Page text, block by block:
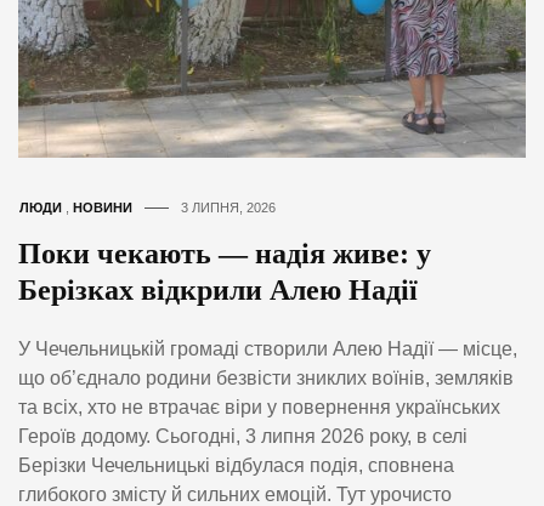
ЛЮДИ НОВИНИ 3 ЛИПНЯ, 2026
Поки чекають — надія живе: у
Берізках відкрили Алею Надії
У Чечельницькій громаді створили Алею Надії — місце,
що об’єднало родини безвісти зниклих воїнів, земляків
та всіх, хто не втрачає віри у повернення українських
Героїв додому. Сьогодні, 3 липня 2026 року, в селі
Берізки Чечельницькі відбулася подія, сповнена
глибокого змісту й сильних емоцій. Тут урочисто